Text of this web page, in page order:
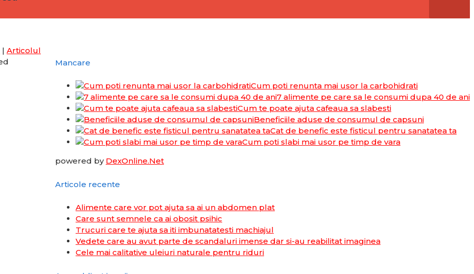
Mancare
Cum poti renunta mai usor la carbohidrati
7 alimente pe care sa le consumi dupa 40 de ani
Cum te poate ajuta cafeaua sa slabesti
Beneficiile aduse de consumul de capsuni
Cat de benefic este fisticul pentru sanatatea ta
Cum poti slabi mai usor pe timp de vara
powered by DexOnline.Net
Articole recente
Alimente care vor pot ajuta sa ai un abdomen plat
Care sunt semnele ca ai obosit psihic
Trucuri care te ajuta sa iti imbunatatesti machiajul
Vedete care au avut parte de scandaluri imense dar si-au reabilitat imaginea
Cele mai calitative uleiuri naturale pentru riduri
| Articolul